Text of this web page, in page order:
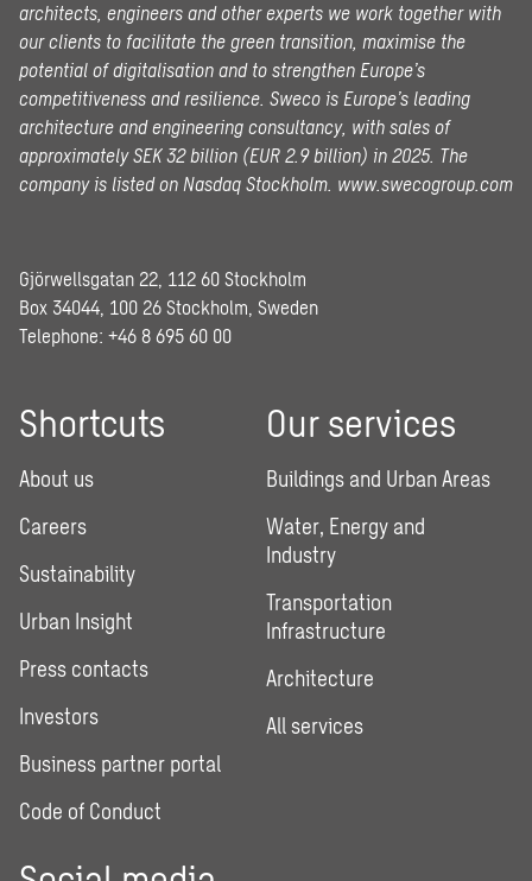
architects, engineers and other experts we work together with
our clients to facilitate the green transition, maximise the
potential of digitalisation and to strengthen Europe’s
competitiveness and resilience. Sweco is Europe’s leading
architecture and engineering consultancy, with sales of
approximately SEK 32 billion (EUR 2.9 billion) in 2025. The
company is listed on Nasdaq Stockholm. www.swecogroup.com
Gjörwellsgatan 22, 112 60 Stockholm
Box 34044, 100 26 Stockholm, Sweden
Telephone: +46 8 695 60 00
Shortcuts
About us
Careers
Sustainability
Urban Insight
Press contacts
Investors
Business partner portal
Code of Conduct
Our services
Buildings and Urban Areas
Water, Energy and
Industry
Transportation
Infrastructure
Architecture
All services